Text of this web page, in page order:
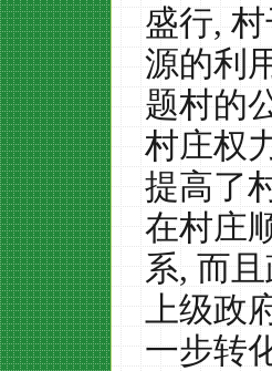
盛行,
源的利
题村的
村庄权
提高了
在村庄
系,而
上级政
一步转